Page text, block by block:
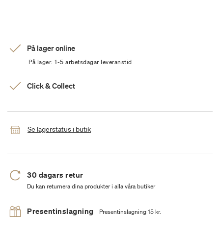
På lager online
På lager: 1-5 arbetsdagar leveranstid
Click & Collect
Se lagerstatus i butik
30 dagars retur
Du kan returnera dina produkter i alla våra butiker
Presentinslagning Presentinslagning 15 kr.